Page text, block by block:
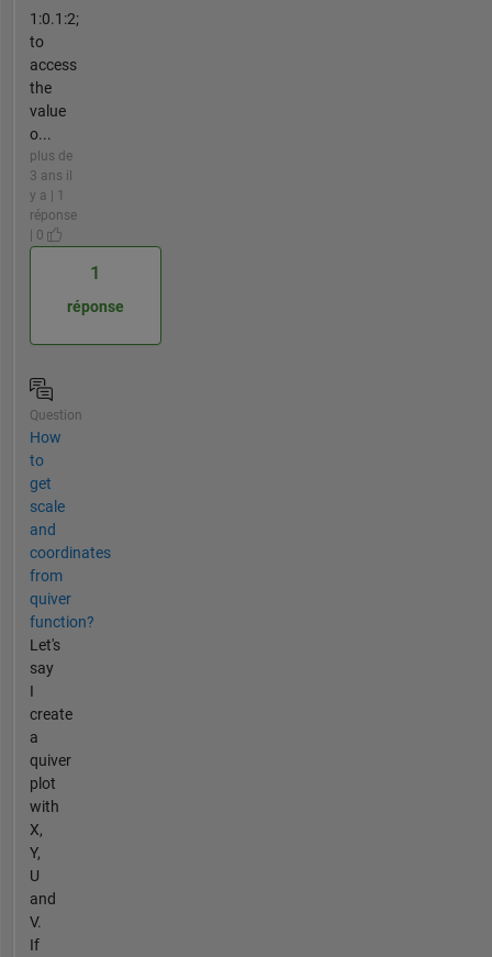
1:0.1:2;
to
access
the
value
o...
plus de
3 ans il
y a | 1
réponse
| 0
1
réponse
Question
How
to
get
scale
and
coordinates
from
quiver
function?
Let's
say
I
create
a
quiver
plot
with
X,
Y,
U
and
V.
If